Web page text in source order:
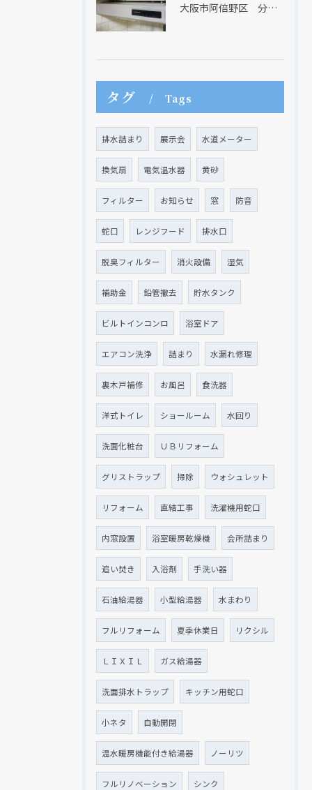
大阪市阿倍野区 分譲マンションのレンジフード取替リフォーム工事 タカラスタンダード
タグ Tags
排水詰まり 展示会 水道メーター
換気扇 電気温水器 黄砂
フィルター お知らせ 窓 防音
蛇口 レンジフード 排水口
脱臭フィルター 消火設備 湿気
補助金 鉛管撤去 貯水タンク
ビルトインコンロ 浴室ドア
エアコン洗浄 詰まり 水漏れ修理
裏木戸補修 お風呂 食洗器
洋式トイレ ショールーム 水回り
洗面化粧台 ＵＢリフォーム
グリストラップ 掃除 ウォシュレット
リフォーム 直結工事 洗濯機用蛇口
内窓設置 浴室暖房乾燥機 会所詰まり
追い焚き 入浴剤 手洗い器
石油給湯器 小型給湯器 水まわり
フルリフォーム 夏季休業日 リクシル
ＬＩＸＩＬ ガス給湯器
洗面排水トラップ キッチン用蛇口
小ネタ 自動開閉
温水暖房機能付き給湯器 ノーリツ
フルリノベーション シンク
クリックでチラシのページにジャンプします
クリックでチラシのページにジャンプします